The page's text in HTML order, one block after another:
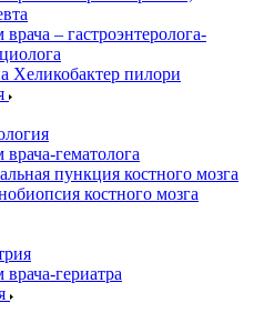
– гастроэнтеролога-
Хеликобактер пилори
гематолога
пункция костного мозга
костного мозга
гериатра